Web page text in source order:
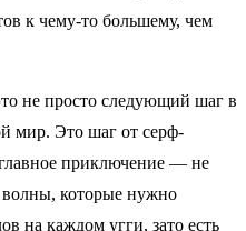
к чему-то большему, чем
не просто следующий шаг в
мир. Это шаг от серф-
приключение — не
волны, которые нужно
на каждом угги, зато есть